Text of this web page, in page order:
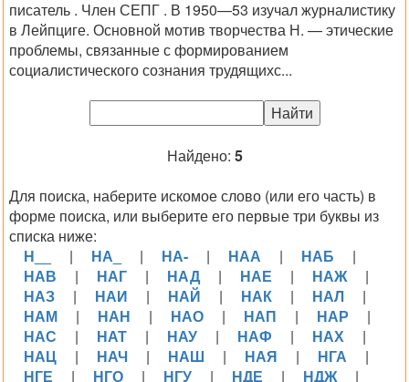
писатель . Член СЕПГ . В 1950—53 изучал журналистику
в Лейпциге. Основной мотив творчества Н. — этические
проблемы, связанные с формированием
социалистического сознания трудящихс...
Найдено: 5
Для поиска, наберите искомое слово (или его часть) в
форме поиска, или выберите его первые три буквы из
списка ниже:
Н__
| НА_ | НА- | НАА | НАБ
|
НАВ
| НАГ | НАД | НАЕ | НАЖ
|
НАЗ
| НАИ | НАЙ | НАК | НАЛ
|
НАМ
| НАН | НАО | НАП | НАР
|
НАС
| НАТ | НАУ | НАФ | НАХ
|
НАЦ
| НАЧ | НАШ | НАЯ | НГА
|
НГЕ
| НГО | НГУ | НДЕ | НДЖ
|